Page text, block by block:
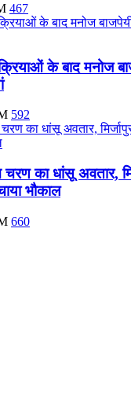
467
के बाद मनोज
592
चरण का धांसू अवतार,
भौकाल
660